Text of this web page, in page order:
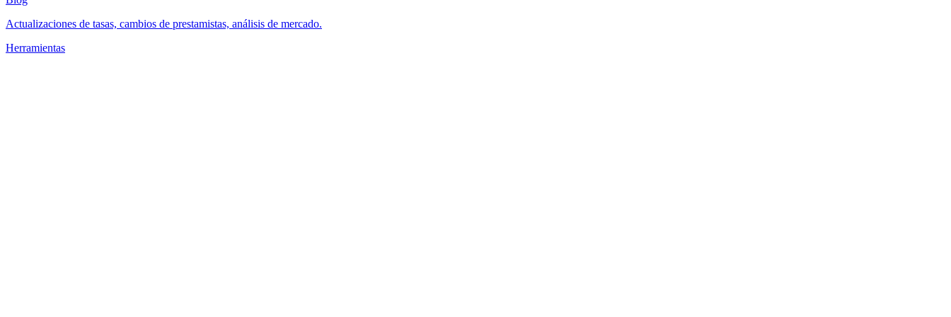
Actualizaciones de tasas, cambios de prestamistas, análisis de mercado.
Herramientas